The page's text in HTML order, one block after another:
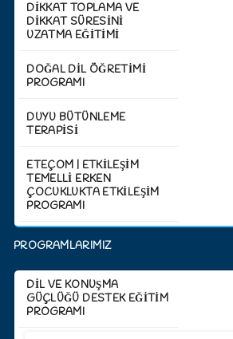
DİKKAT TOPLAMA VE
DİKKAT SÜRESİNİ
UZATMA EĞİTİMİ
DOĞAL DİL ÖĞRETİMİ
PROGRAMI
DUYU BÜTÜNLEME
TERAPİSİ
ETEÇOM | ETKİLEŞİM
TEMELLİ ERKEN
ÇOCUKLUKTA ETKİLEŞİM
PROGRAMI
PROGRAMLARIMIZ
DİL VE KONUŞMA
GÜÇLÜĞÜ DESTEK EĞİTİM
PROGRAMI